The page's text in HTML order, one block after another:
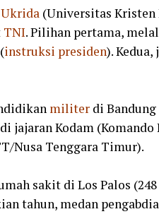
Ukrida (Universitas Kristen
TNI. Pilihan pertama,
(instruksi presiden). Kedua,
militer di Bandung
jajaran Kodam
Nusa Tenggara Timur).
sakit di Los Palos
tahun, medan